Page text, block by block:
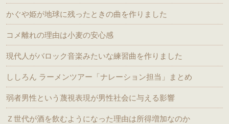
かぐや姫が地球に残ったときの曲を作りました
コメ離れの理由は小麦の安心感
現代人がバロック音楽みたいな練習曲を作りました
ししろん ラーメンツアー「ナレーション担当」まとめ
弱者男性という蔑視表現が男性社会に与える影響
Ｚ世代が酒を飲むようになった理由は所得増加なのか